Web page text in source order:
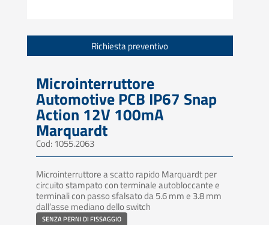
Richiesta preventivo
Microinterruttore
Automotive PCB IP67 Snap
Action 12V 100mA
Marquardt
Cod: 1055.2063
Microinterruttore a scatto rapido Marquardt per
circuito stampato con terminale autobloccante e
terminali con passo sfalsato da 5.6 mm e 3.8 mm
dall’asse mediano dello switch
SENZA PERNI DI FISSAGGIO